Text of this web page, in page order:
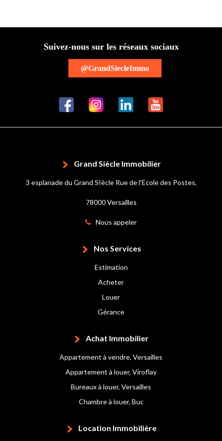
Suivez-nous sur les réseaux sociaux
@GrandSiecleImmo
Grand Siècle Immobilier
3 esplanade du Grand SIècle Rue de l'Ecole des Postes,
78000 Versailles
Nous appeler
Nos Services
Estimation
Acheter
Louer
Gérance
Achat Immobilier
Appartement à vendre, Versailles
Appartement à louer, Viroflay
Bureaux à louer, Versailles
Chambre à louer, Buc
Location Immobilière